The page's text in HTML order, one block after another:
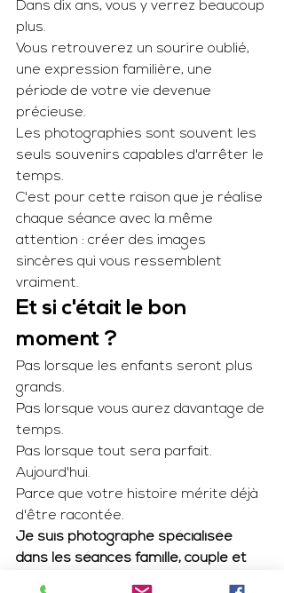
Dans dix ans, vous y verrez beaucoup
plus.
Vous retrouverez un sourire oublié,
une expression familière, une
période de votre vie devenue
précieuse.
Les photographies sont souvent les
seuls souvenirs capables d'arrêter le
temps.
C'est pour cette raison que je réalise
chaque séance avec la même
attention : créer des images
sincères qui vous ressemblent
vraiment.
Et si c'était le bon
moment ?
Pas lorsque les enfants seront plus
grands.
Pas lorsque vous aurez davantage de
temps.
Pas lorsque tout sera parfait.
Aujourd'hui.
Parce que votre histoire mérite déjà
d'être racontée.
Je suis photographe spécialisée
dans les séances famille, couple et